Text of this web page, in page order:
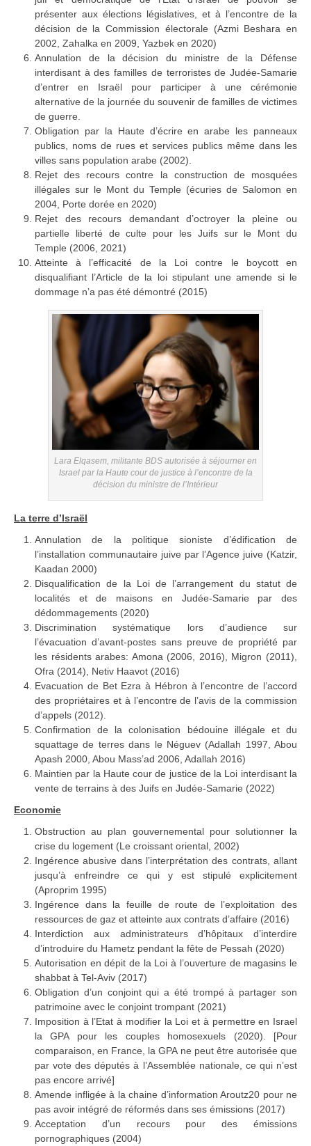
présenter aux élections législatives, et à l’encontre de la
décision de la Commission électorale (Azmi Beshara en
2002, Zahalka en 2009, Yazbek en 2020)
Annulation de la décision du ministre de la Défense
interdisant à des familles de terroristes de Judée-Samarie
d’entrer en Israël pour participer à une cérémonie
alternative de la journée du souvenir de familles de victimes
de guerre.
Obligation par la Haute d’écrire en arabe les panneaux
publics, noms de rues et services publics même dans les
villes sans population arabe (2002).
Rejet des recours contre la construction de mosquées
illégales sur le Mont du Temple (écuries de Salomon en
2004, Porte dorée en 2020)
Rejet des recours demandant d’octroyer la pleine ou
partielle liberté de culte pour les Juifs sur le Mont du
Temple (2006, 2021)
Atteinte à l’efficacité de la Loi contre le boycott en
disqualifiant l’Article de la loi stipulant une amende si le
dommage n’a pas été démontré (2015)
Lara Elqasem, militante BDS autorisée à séjourner en
Israel par la Haute cour de justice à l’encontre de la
décision du ministre de l’Intérieur
La terre d’Israël
Annulation de la politique sioniste d’édification de
l’installation communautaire juive par l’Agence juive (Katzir,
Kaadan 2000)
Disqualification de la Loi de l’arrangement du statut de
localités et de maisons en Judée-Samarie par des
dédommagements (2020)
Discrimination systématique lors d’audience sur
l’évacuation d’avant-postes sans preuve de propriété par
les résidents arabes: Amona (2006, 2016), Migron (2011),
Ofra (2014), Netiv Haavot (2016)
Evacuation de Bet Ezra à Hébron à l’encontre de l’accord
des propriétaires et à l’encontre de l’avis de la commission
d’appels (2012).
Confirmation de la colonisation bédouine illégale et du
squattage de terres dans le Néguev (Adallah 1997, Abou
Apash 2000, Abou Mass’ad 2006, Adallah 2016)
Maintien par la Haute cour de justice de la Loi interdisant la
vente de terrains à des Juifs en Judée-Samarie (2022)
Economie
Obstruction au plan gouvernemental pour solutionner la
crise du logement (Le croissant oriental, 2002)
Ingérence abusive dans l’interprétation des contrats, allant
jusqu’à enfreindre ce qui y est stipulé explicitement
(Aproprim 1995)
Ingérence dans la feuille de route de l’exploitation des
ressources de gaz et atteinte aux contrats d’affaire (2016)
Interdiction aux administrateurs d’hôpitaux d’interdire
d’introduire du Hametz pendant la fête de Pessah (2020)
Autorisation en dépit de la Loi à l’ouverture de magasins le
shabbat à Tel-Aviv (2017)
Obligation d’un conjoint qui a été trompé à partager son
patrimoine avec le conjoint trompant (2021)
Imposition à l’Etat à modifier la Loi et à permettre en Israel
la GPA pour les couples homosexuels (2020). [Pour
comparaison, en France, la GPA ne peut être autorisée que
par vote des députés à l’Assemblée nationale, ce qui n’est
pas encore arrivé]
Amende infligée à la chaine d’information Aroutz20 pour ne
pas avoir intégré de réformés dans ses émissions (2017)
Acceptation d’un recours pour des émissions
pornographiques (2004)